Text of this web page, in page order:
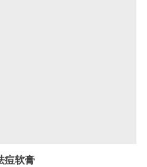
痘软膏